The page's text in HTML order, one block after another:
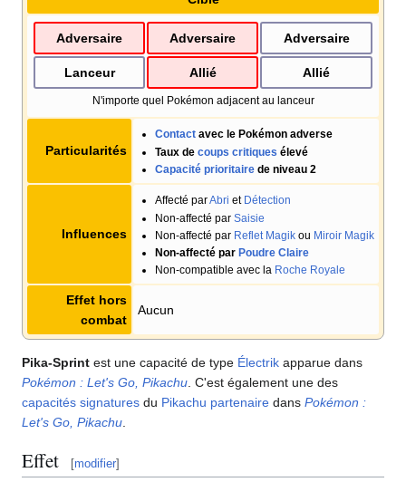
Adversaire Adversaire Adversaire
Lanceur Allié Allié
N'importe quel Pokémon adjacent au lanceur
Particularités
Contactavec le Pokémon adverse
Taux de coups critiques élevé
Capacité prioritairede niveau 2
Influences
Affecté parAbri et Détection
Non-affecté par Saisie
Non-affecté par Reflet Magikou Miroir Magik
Non-affecté par Poudre Claire
Non-compatible avec la Roche Royale
Effet hors
combat
Aucun
Pika-Sprint est une capacité de type Électrik apparue dans
Pokémon : Let's Go, Pikachu . C'est également une des
capacités signatures du Pikachu partenaire dans Pokémon :
Let's Go, Pikachu
Effet [modifier]